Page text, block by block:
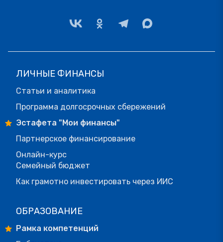
ЛИЧНЫЕ ФИНАНСЫ
Статьи и аналитика
Программа долгосрочных сбережений
Эстафета "Мои финансы"
Партнерское финансирование
Онлайн-курс
Семейный бюджет
Как грамотно инвестировать через ИИС
ОБРАЗОВАНИЕ
Рамка компетенций